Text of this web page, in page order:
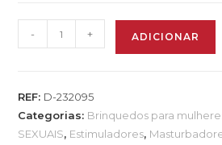
- + ADICIONAR
REF: D-232095
Categorias: Brinquedos para
SEXUAIS, Estimuladores,